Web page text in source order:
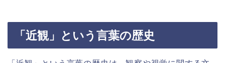
「近観」という言葉の歴史